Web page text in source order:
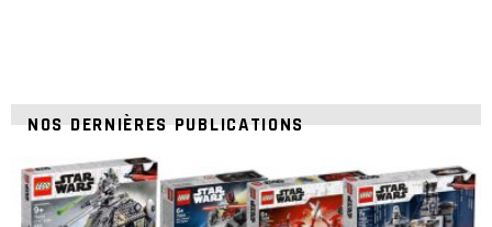
NOS DERNIÈRES PUBLICATIONS